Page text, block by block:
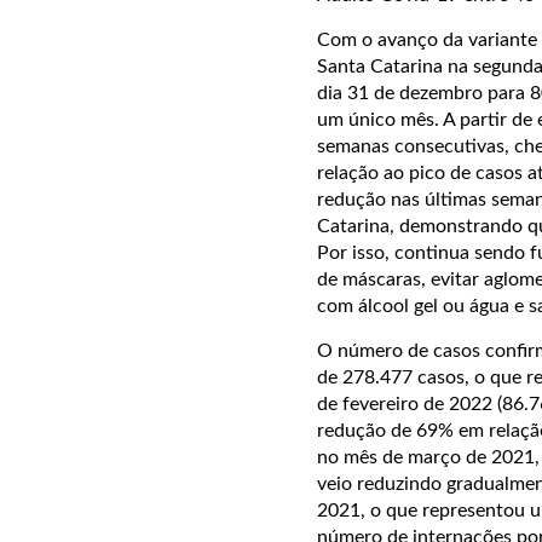
Com o avanço da
Santa Catarina na
dia 31 de dezembro para
um único mês. A partir de
semanas consecutivas,
relação ao pico de casos
redução nas últimas
Catarina, demonstrando
Por isso, continua sendo
de máscaras, evitar
com álcool gel ou água e
O número de casos
de 278.477 casos, o que
de fevereiro de 2022
redução de 69% em
no mês de março de
veio reduzindo
2021, o que representou
número de internações